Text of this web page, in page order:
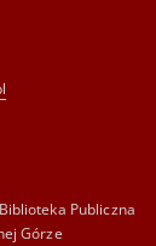
Publiczna
Górze